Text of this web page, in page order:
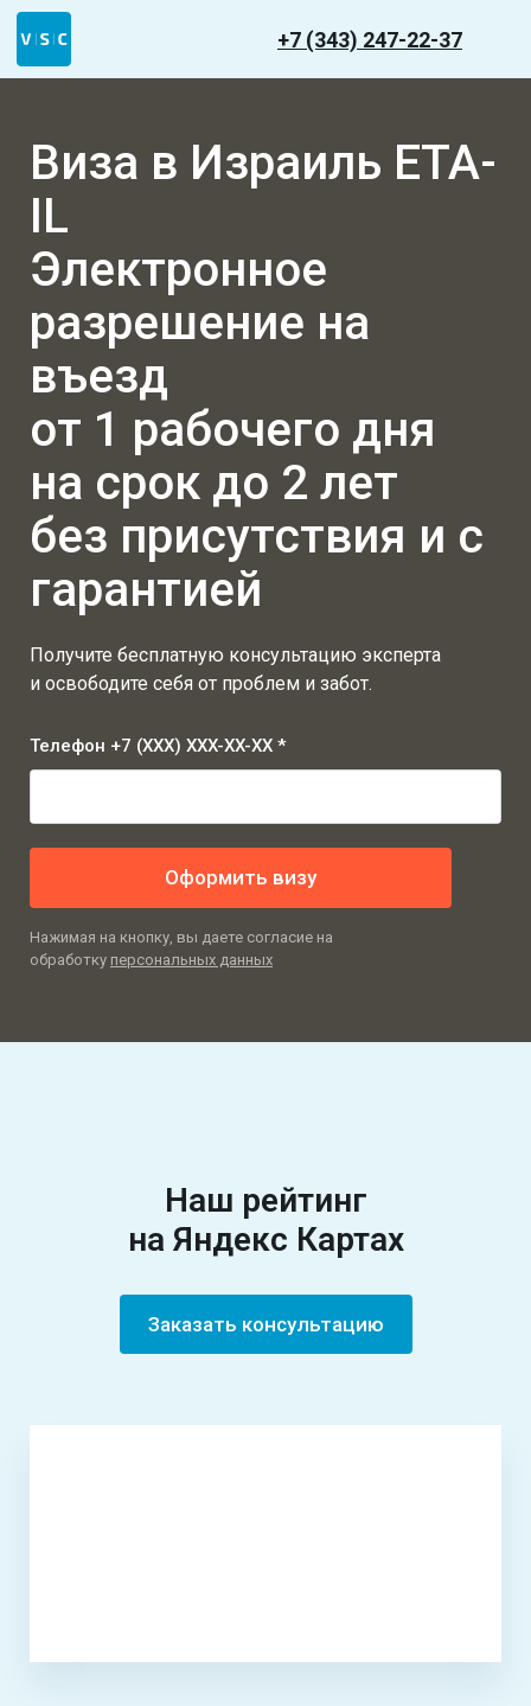
+7 (343) 247-22-37
Виза в Израиль ETA-
IL
Электронное
разрешение на
въезд
от 1 рабочего дня
на срок до 2 лет
без присутствия и с
гарантией
Получите бесплатную консультацию эксперта
и освободите себя от проблем и забот.
Телефон +7 (XXX) XXX-XX-XX *
Оформить визу
Нажимая на кнопку, вы даете согласие на
обработку персональных данных
Наш рейтинг
на Яндекс Картах
Заказать консультацию